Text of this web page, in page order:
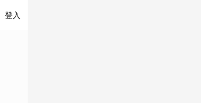
登入